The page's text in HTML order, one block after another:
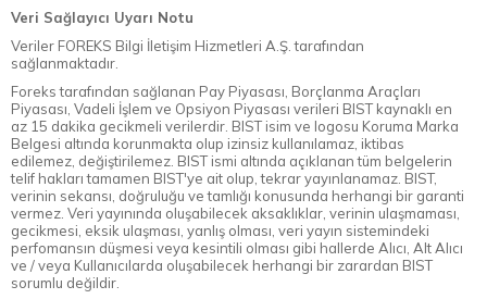
Veri Sağlayıcı Uyarı Notu
Veriler FOREKS Bilgi İletişim Hizmetleri A.Ş. tarafından
sağlanmaktadır.
Foreks tarafından sağlanan Pay Piyasası, Borçlanma Araçları
Piyasası, Vadeli İşlem ve Opsiyon Piyasası verileri BIST kaynaklı en
az 15 dakika gecikmeli verilerdir. BIST isim ve logosu Koruma Marka
Belgesi altında korunmakta olup izinsiz kullanılamaz, iktibas
edilemez, değiştirilemez. BIST ismi altında açıklanan tüm belgelerin
telif hakları tamamen BIST'ye ait olup, tekrar yayınlanamaz. BIST,
verinin sekansı, doğruluğu ve tamlığı konusunda herhangi bir garanti
vermez. Veri yayınında oluşabilecek aksaklıklar, verinin ulaşmaması,
gecikmesi, eksik ulaşması, yanlış olması, veri yayın sistemindeki
perfomansın düşmesi veya kesintili olması gibi hallerde Alıcı, Alt Alıcı
ve / veya Kullanıcılarda oluşabilecek herhangi bir zarardan BIST
sorumlu değildir.